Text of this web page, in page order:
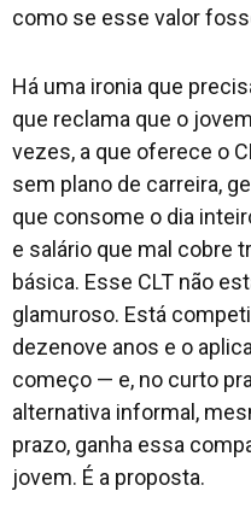
como se esse valor
Há uma ironia que
que reclama que o
vezes, a que oferece o
sem plano de carreira,
que consome o dia
e salário que mal cobre
básica. Esse CLT não
glamuroso. Está
dezenove anos e o
começo — e, no curto
alternativa informal,
prazo, ganha essa
jovem. É a proposta.